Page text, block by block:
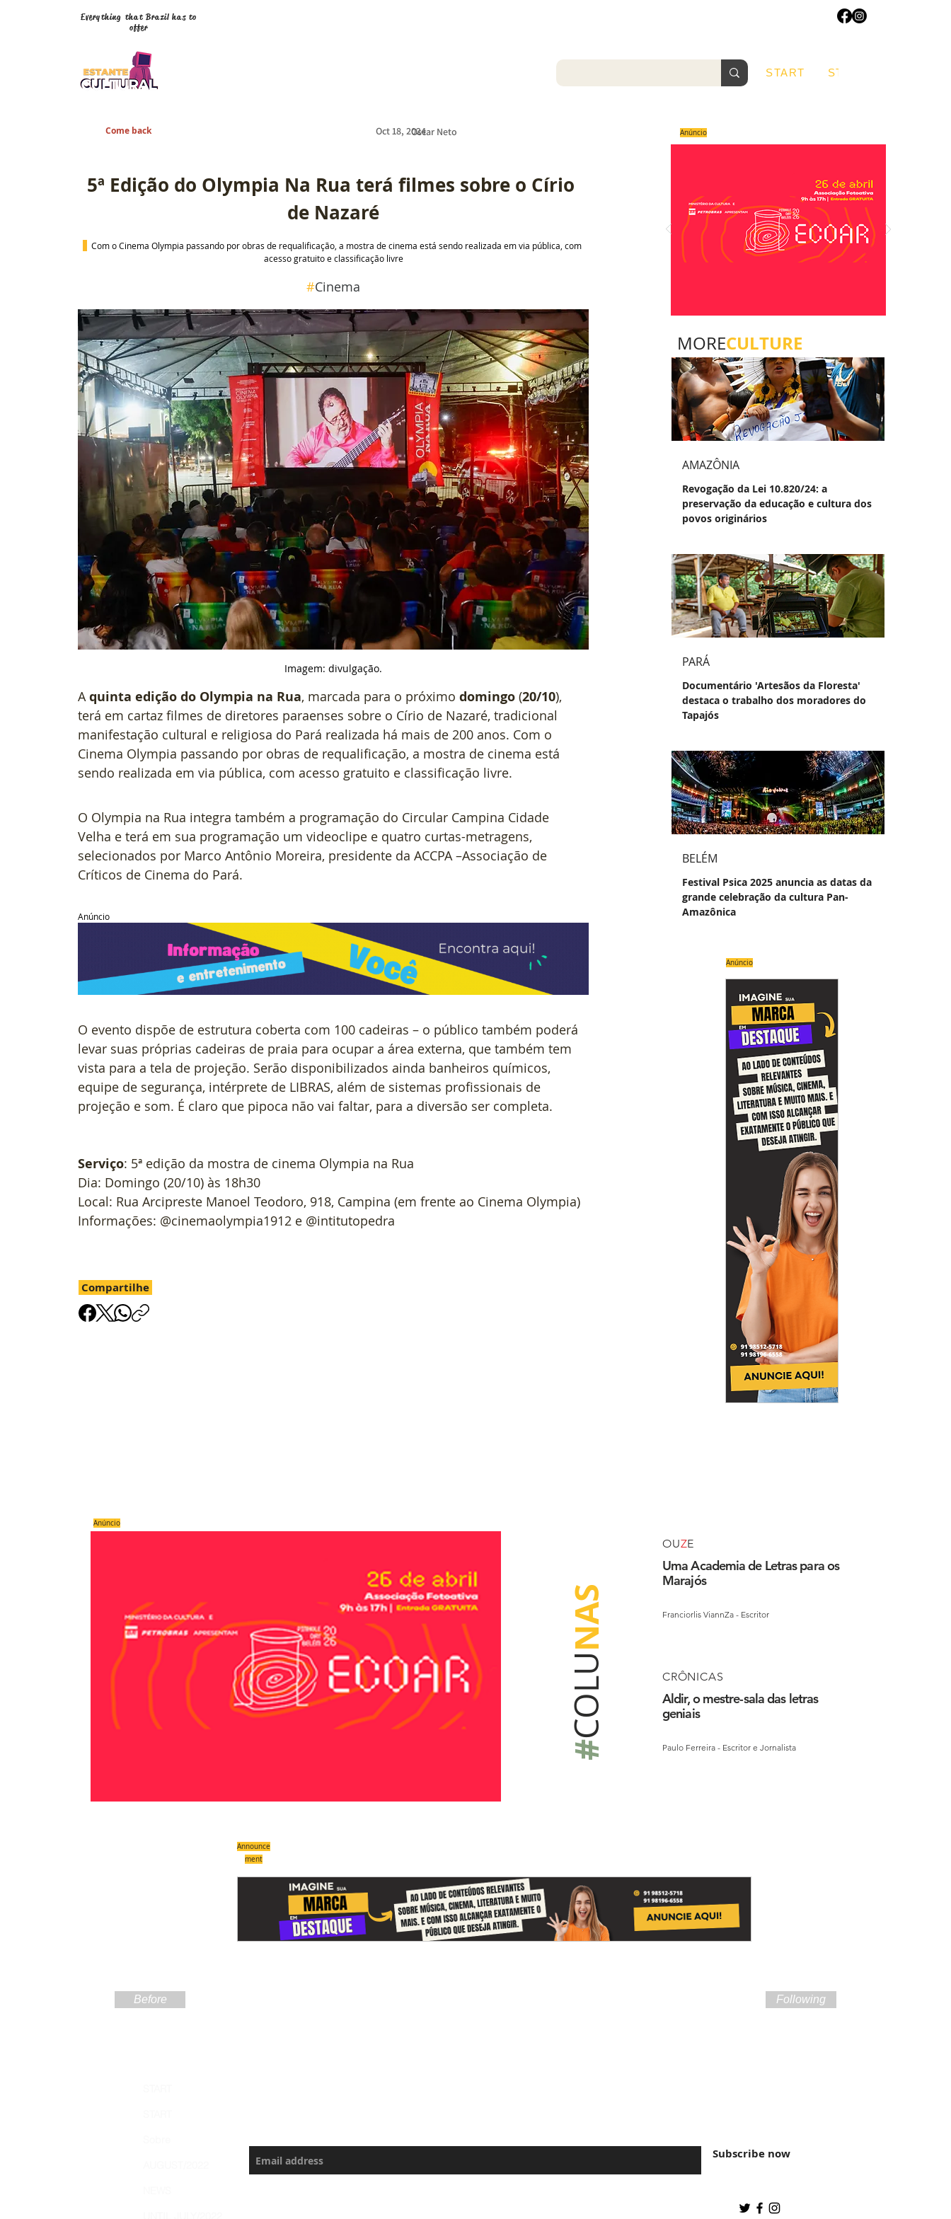
Everything that Brazil has to
offer
START START
Come back Oct 18, 2024Oscar Neto
5ª Edição do Olympia Na Rua terá filmes sobre o Círio
de Nazaré
Com o Cinema Olympia passando por obras de requalificação, a mostra de cinema está sendo realizada em via pública, com
acesso gratuito e classificação livre
#Cinema
Imagem: divulgação.
A quinta edição do Olympia na Rua, marcada para o próximo domingo (20/10),
terá em cartaz filmes de diretores paraenses sobre o Círio de Nazaré, tradicional
manifestação cultural e religiosa do Pará realizada há mais de 200 anos. Com o
Cinema Olympia passando por obras de requalificação, a mostra de cinema está
sendo realizada em via pública, com acesso gratuito e classificação livre.
O Olympia na Rua integra também a programação do Circular Campina Cidade
Velha e terá em sua programação um videoclipe e quatro curtas-metragens,
selecionados por Marco Antônio Moreira, presidente da ACCPA –Associação de
Críticos de Cinema do Pará.
Anúncio
O evento dispõe de estrutura coberta com 100 cadeiras – o público também poderá
levar suas próprias cadeiras de praia para ocupar a área externa, que também tem
vista para a tela de projeção. Serão disponibilizados ainda banheiros químicos,
equipe de segurança, intérprete de LIBRAS, além de sistemas profissionais de
projeção e som. É claro que pipoca não vai faltar, para a diversão ser completa.
Serviço: 5ª edição da mostra de cinema Olympia na Rua
Dia: Domingo (20/10) às 18h30
Local: Rua Arcipreste Manoel Teodoro, 918, Campina (em frente ao Cinema Olympia)
Informações: @cinemaolympia1912 e @intitutopedra
Compartilhe
Anúncio
MORECULTURE
AMAZÔNIA
Revogação da Lei 10.820/24: a
preservação da educação e cultura dos
povos originários
PARÁ
Documentário 'Artesãos da Floresta'
destaca o trabalho dos moradores do
Tapajós
BELÉM
Festival Psica 2025 anuncia as datas da
grande celebração da cultura Pan-
Amazônica
Anúncio
#
COLU
NAS
OUZE
Uma Academia de Letras para os
Marajós
Franciorlis ViannZa - Escritor
CRÔNICAS
Aldir, o mestre-sala das letras
geniais
Paulo Ferreira - Escritor e Jornalista
Anúncio
Announce
ment
Before Following
Subscribe now